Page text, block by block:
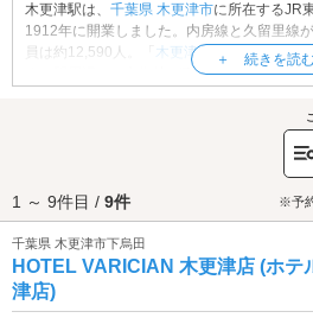
木更津駅は、 千葉県 木更津市に所在するJR
1912年に開業しました。内房線と久留里線
員は約12,590人。「
木更津港まつり」開催
す。駅周辺には市街地が形成され、「スパ
もアクセス良好で、名物のあさりグルメも
トを満喫した後は、ラブホテルで引き続き
い。徒歩や車でアクセスできるエリアに約
ます。カップルズ
でさっそく木更津駅周辺
ましょう。
1 ～ 9件目 / 9件 ※予
千葉県 木更津市下烏田
HOTEL VARICIAN 木更津店 (ホテ
津店)